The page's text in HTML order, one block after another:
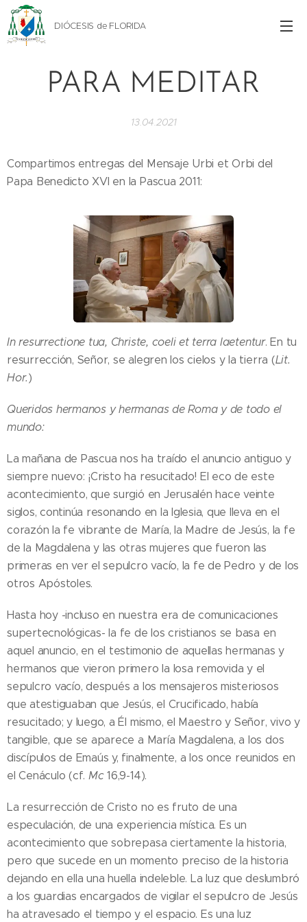
DIÓCESIS de FLORIDA
PARA MEDITAR
13.04.2021
Compartimos entregas del Mensaje Urbi et Orbi del
Papa Benedicto XVI en la Pascua 2011:
In resurrectione tua, Christe, coeli et terra laetentur. En tu
resurrección, Señor, se alegren los cielos y la tierra (Lit.
Hor.)
Queridos hermanos y hermanas de Roma y de todo el
mundo:
La mañana de Pascua nos ha traído el anuncio antiguo y
siempre nuevo: ¡Cristo ha resucitado! El eco de este
acontecimiento, que surgió en Jerusalén hace veinte
siglos, continúa resonando en la Iglesia, que lleva en el
corazón la fe vibrante de María, la Madre de Jesús, la fe
de la Magdalena y las otras mujeres que fueron las
primeras en ver el sepulcro vacío, la fe de Pedro y de los
otros Apóstoles.
Hasta hoy -incluso en nuestra era de comunicaciones
supertecnológicas- la fe de los cristianos se basa en
aquel anuncio, en el testimonio de aquellas hermanas y
hermanos que vieron primero la losa removida y el
sepulcro vacío, después a los mensajeros misteriosos
que atestiguaban que Jesús, el Crucificado, había
resucitado; y luego, a Él mismo, el Maestro y Señor, vivo y
tangible, que se aparece a María Magdalena, a los dos
discípulos de Emaús y, finalmente, a los once reunidos en
el Cenáculo (cf. Mc16,9-14).
La resurrección de Cristo no es fruto de una
especulación, de una experiencia mística. Es un
acontecimiento que sobrepasa ciertamente la historia,
pero que sucede en un momento preciso de la historia
dejando en ella una huella indeleble. La luz que deslumbró
a los guardias encargados de vigilar el sepulcro de Jesús
ha atravesado el tiempo y el espacio. Es una luz